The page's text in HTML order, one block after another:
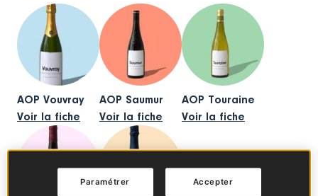
AOP Vouvray
Voir la fiche
AOP Saumur
Voir la fiche
AOP Touraine
Voir la fiche
Accepter
Paramétrer